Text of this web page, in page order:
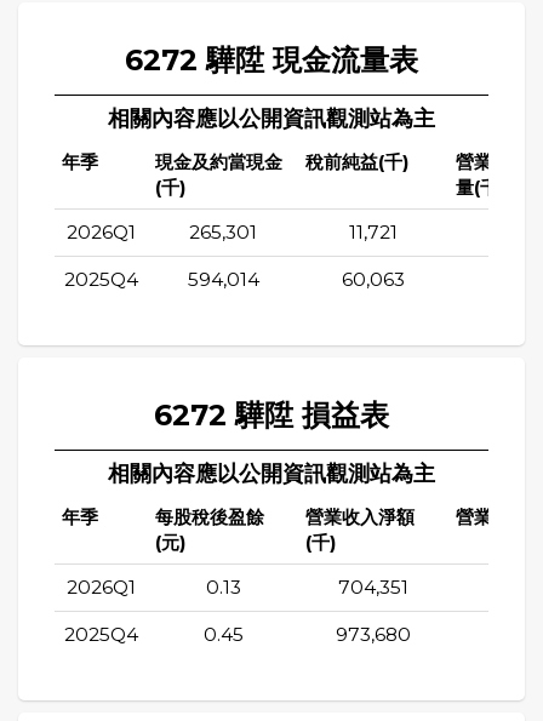
6272 驊陞 現金流量表
相關內容應以公開資訊觀測站為主
年季
現金及約當現金
(千)
稅前純益(千)
營業活動
量(千)
2026Q1 265,301 11,721
2025Q4 594,014 60,063
6272 驊陞 損益表
相關內容應以公開資訊觀測站為主
年季
每股稅後盈餘
(元)
營業收入淨額
(千)
營業成本(
2026Q1 0.13 704,351
2025Q4 0.45 973,680